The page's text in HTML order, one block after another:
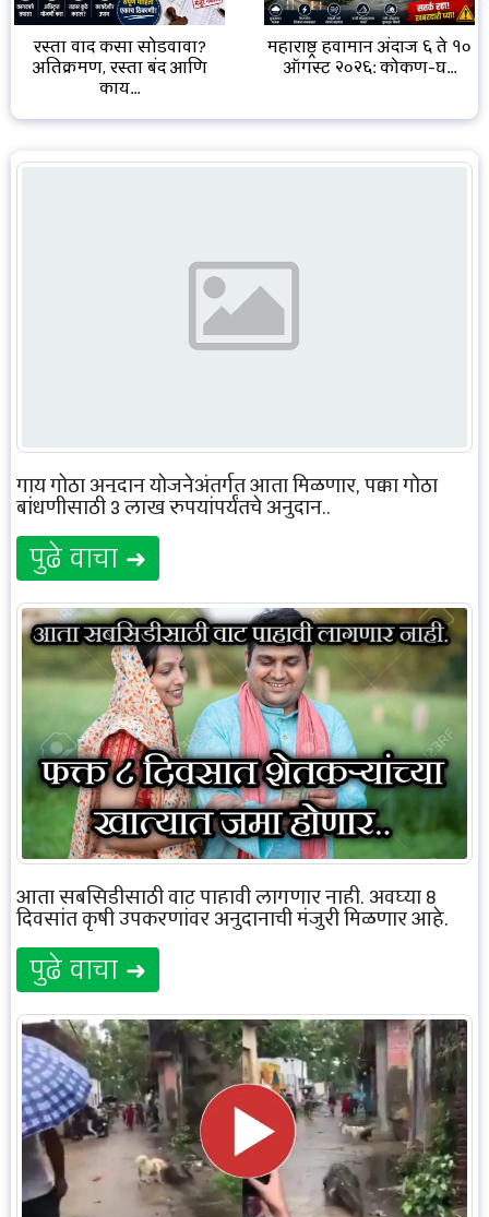
रस्ता वाद कसा सोडवावा?
अतिक्रमण, रस्ता बंद आणि
काय...
महाराष्ट्र हवामान अंदाज ६ ते १०
ऑगस्ट २०२६: कोकण-घ...
गाय गोठा अनुदान योजनेअंतर्गत आता मिळणार, पक्का गोठा
बांधणीसाठी 3 लाख रुपयांपर्यंतचे अनुदान..
पुढे वाचा ➜
आता सबसिडीसाठी वाट पाहावी लागणार नाही, अवघ्या 8
दिवसांत कृषी उपकरणांवर अनुदानाची मंजुरी मिळणार आहे.
पुढे वाचा ➜